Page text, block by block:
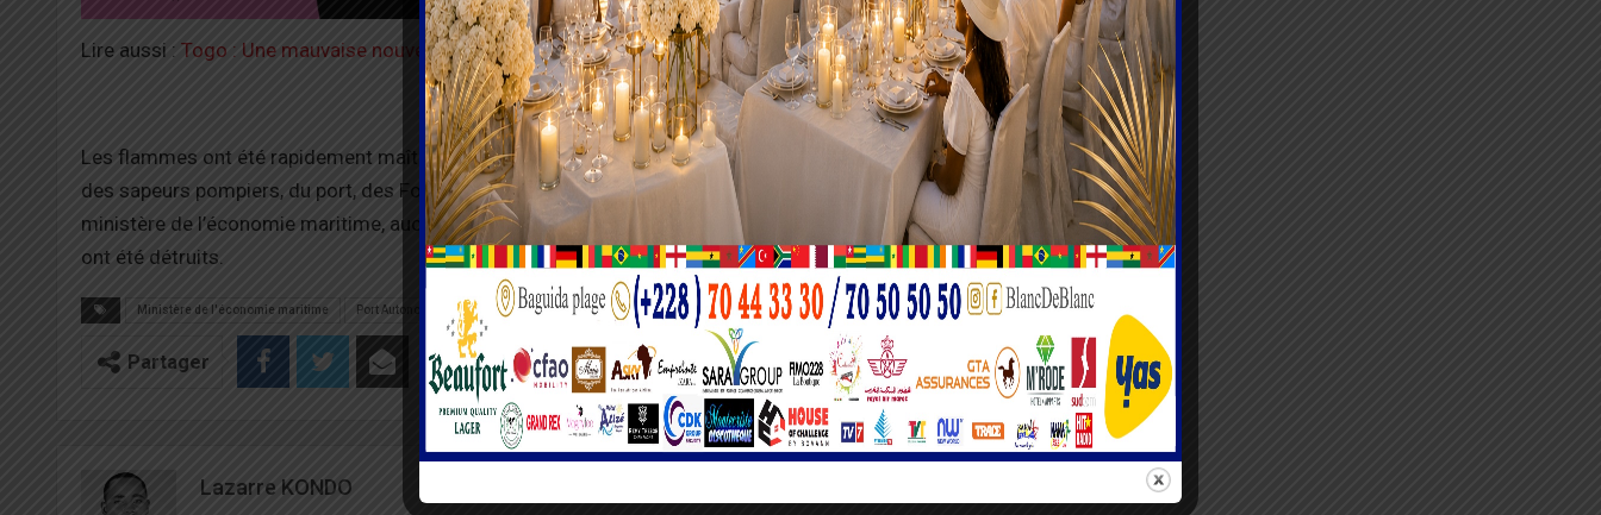
Lire aussi : Togo : Une mauvaise nouvelle pour l’artiste Juliano
Les flammes ont été rapidement maîtrisées par plusieurs équipes d’intervention issues de la gendarmerie maritime,
des sapeurs pompiers, du port, des Forces Armées et de la préfecture maritime. Selon le premier bilan dressé par le
ministère de l’économie maritime, aucune perte humaine n’a été déplorée, mais une vingtaine de véhicules d’occasion
ont été détruits.
Ministère de l'économie maritime Port Autonome de Lomé
Partager
Lazarre KONDO